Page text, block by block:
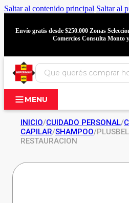
Saltar al contenido principal Saltar al
Envío gratis desde $250.000 Zonas
Comercios Consulta Monto
MENU
INICIO/CUIDADO PERSONAL/
CAPILAR/SHAMPOO/
RESTAURACION